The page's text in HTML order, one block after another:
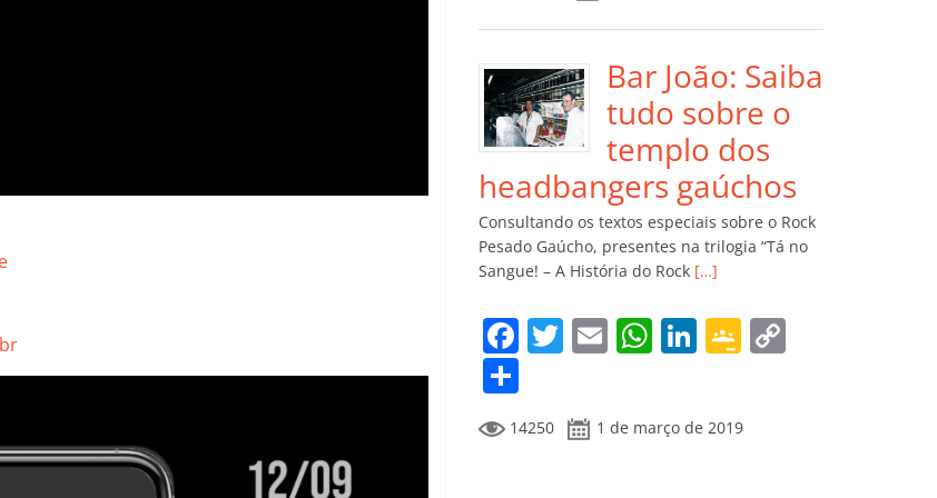
b
o
o
k
A
p
p
dI
n
e
Cl
a
ss
ro
o
m
Li
n
k
p
ar
til
h
ar
Bar João: Saiba
tudo sobre o
templo dos
headbangers gaúchos
Consultando os textos especiais sobre o Rock
Pesado Gaúcho, presentes na trilogia “Tá no
Sangue! – A História do Rock […]
F
e
T
itt
er
E
l
W
s
Li
e
G
gl
o
m
14250 1 de março de 2019